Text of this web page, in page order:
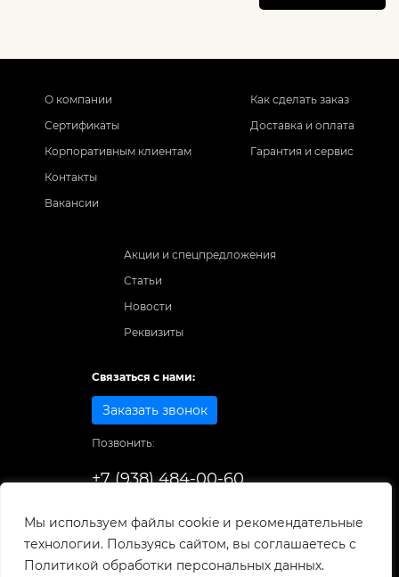
Мы используем файлы cookie и рекомендательные
технологии. Пользуясь сайтом, вы соглашаетесь с
Политикой обработки персональных данных.
О компании
Сертификаты
Корпоративным клиентам
Контакты
Вакансии
Как сделать заказ
Доставка и оплата
Гарантия и сервис
Акции и спецпредложения
Статьи
Новости
Реквизиты
Связаться с нами:
Заказать звонок
Позвонить:
+7 (938) 484-00-60
© 1998-2026